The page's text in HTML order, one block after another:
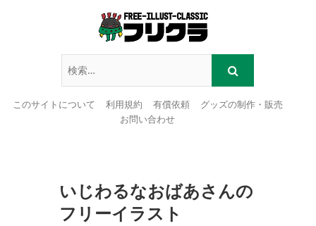
このサイトについて 利用規約 有償依頼
グッズの制作・販売
お問い合わせ
いじわるなおばあさんの
フリーイラスト